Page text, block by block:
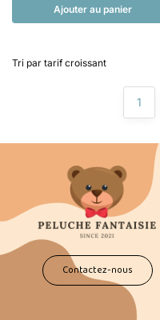
Ajouter au panier
1
Contactez-nous